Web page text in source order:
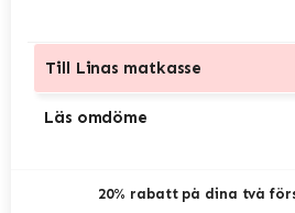
Till Linas matkasse
Läs omdöme
20% rabatt på dina två